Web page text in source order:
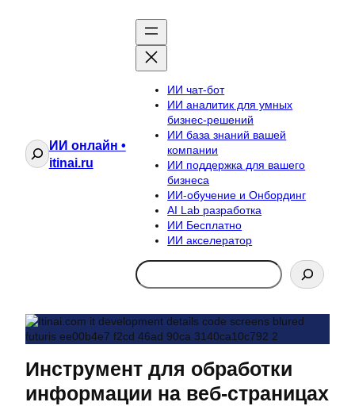
ПоискИИ онлайн •
itinai.ru
ИИ чат-бот
ИИ аналитик для умных
бизнес-решений
ИИ база знаний вашей
компании
ИИ поддержка для вашего
бизнеса
ИИ-обучение и Онбординг
AI Lab разработка
ИИ Бесплатно
ИИ акселератор
Search
Инструмент для обработки
информации на веб-страницах